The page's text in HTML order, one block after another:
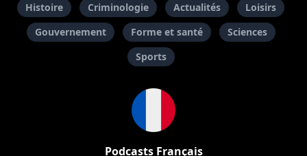
Histoire
Criminologie Actualités
Loisirs
Gouvernement
Forme et santé
Sciences
Sports
Podcasts Français